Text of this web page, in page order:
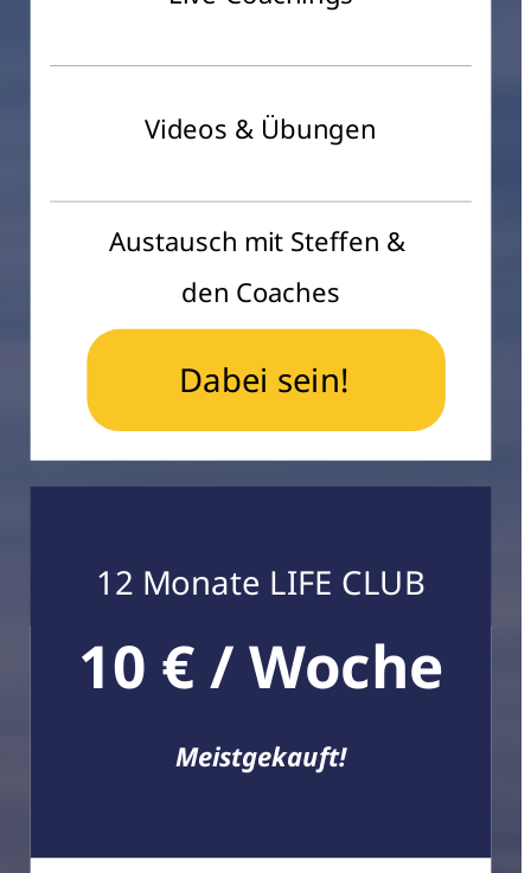
Dabei sein!
10 € / Woche
12 Monate LIFE CLUB
Meistgekauft!
Videos & Übungen
Austausch mit Steffen &
den Coaches